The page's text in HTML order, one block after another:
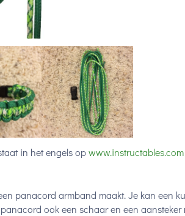
in het engels opwww.instructables.com
panacord armband maakt. Je kan een
ook een schaar en een aansteker